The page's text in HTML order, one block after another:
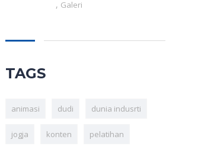
, Galeri
TAGS
animasi dudi dunia indusrti
jogja konten pelatihan